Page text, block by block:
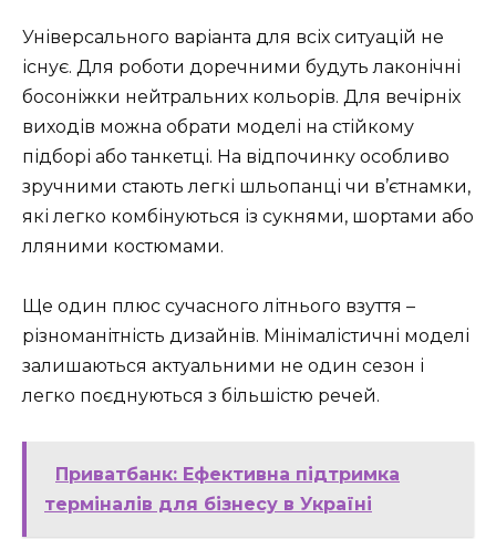
Універсального варіанта для всіх ситуацій не
існує. Для роботи доречними будуть лаконічні
босоніжки нейтральних кольорів. Для вечірніх
виходів можна обрати моделі на стійкому
підборі або танкетці. На відпочинку особливо
зручними стають легкі шльопанці чи в’єтнамки,
які легко комбінуються із сукнями, шортами або
лляними костюмами.
Ще один плюс сучасного літнього взуття –
різноманітність дизайнів. Мінімалістичні моделі
залишаються актуальними не один сезон і
легко поєднуються з більшістю речей.
Приватбанк: Ефективна підтримка
терміналів для бізнесу в Україні